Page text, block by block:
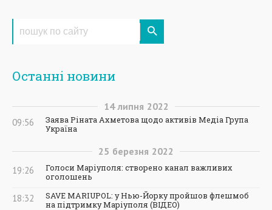
Останні новини
14 липня 2022
09:56
Заява Ріната Ахметова щодо активів Медіа Група
Україна
25 березня 2022
19:26
Голоси Маріуполя: створено канал важливих
оголошень
18:32
SAVE MARIUPOL: у Нью-Йорку пройшов флешмоб
на підтримку Маріуполя (ВІДЕО)